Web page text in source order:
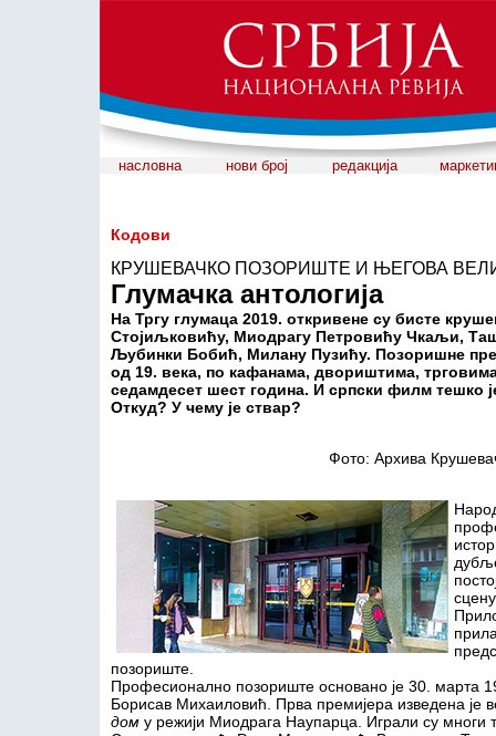
насловна нови број редакција
Кодови
КРУШЕВАЧКО ПОЗОРИШТЕ И ЊЕГОВА
Глумачка антологија
На Тргу глумаца 2019. откривене су бисте
Стојиљковићу, Миодрагу Петровићу Чкаљи,
Љубинки Бобић, Милану Пузићу. Позоришне
од 19. века, по кафанама, двориштима,
седамдесет шест година. И српски филм тешко
Откуд? У чему је ствар?
Фото: Архива
позориште.
Професионално позориште основано је 30. марта
Борисав Михаиловић. Прва премијера изведена је
дом у режији Миодрага Наупарца. Играли су многи